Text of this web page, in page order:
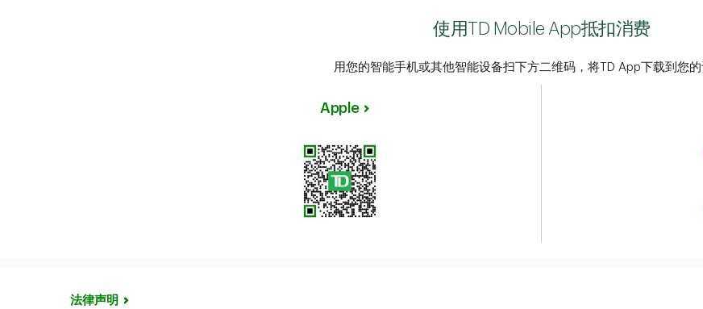
使用TD Mobile App抵扣消费
用您的智能手机或其他智能设备扫下方二维码，将TD App下载到您的
Apple
法律声明